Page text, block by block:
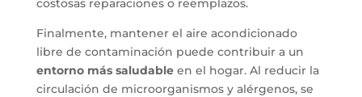
costosas reparaciones o reemplazos.
Finalmente, mantener el aire acondicionado
libre de contaminación puede contribuir a un
entorno más saludableen el hogar. Al reducir la
circulación de microorganismos y alérgenos, se